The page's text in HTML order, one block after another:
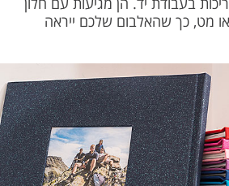
בעבודת יד. הן מגיעות עם חלון
מט, כך שהאלבום שלכם ייראה